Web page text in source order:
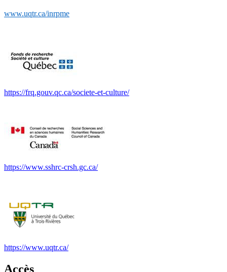
www.uqtr.ca/inrpme
https://frq.gouv.qc.ca/societe-et-culture/
https://www.sshrc-crsh.gc.ca/
https://www.uqtr.ca/
Accès